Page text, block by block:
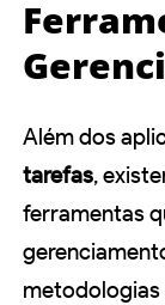
Além dos
tarefas,
ferramentas
metodologias